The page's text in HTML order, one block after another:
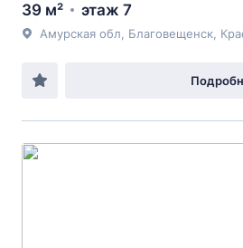
39 м² этаж 7
Амурская обл, Благовещенск,